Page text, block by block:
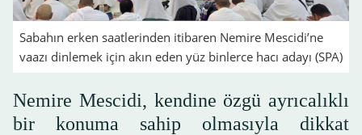
Sabahın erken saatlerinden itibaren Nemire Mescidi’ne
vaazı dinlemek için akın eden yüz binlerce hacı adayı (SPA)
Nemire Mescidi, kendine özgü ayrıcalıklı
bir konuma sahip olmasıyla dikkat